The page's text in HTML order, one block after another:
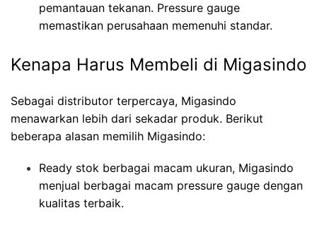
pemantauan tekanan. Pressure gauge
memastikan perusahaan memenuhi standar.
Kenapa Harus Membeli di Migasindo
Sebagai distributor terpercaya, Migasindo
menawarkan lebih dari sekadar produk. Berikut
beberapa alasan memilih Migasindo:
Ready stok berbagai macam ukuran, Migasindo
menjual berbagai macam pressure gauge dengan
kualitas terbaik.